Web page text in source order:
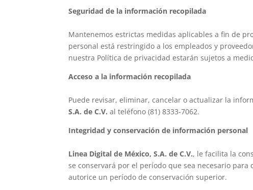
Seguridad de la información recopilada
Mantenemos estrictas medidas aplicables a fin de
personal está restringido a los empleados y
nuestra Política de privacidad estarán sujetos a
Acceso a la información recopilada
Puede revisar, eliminar, cancelar o actualizar la
S.A. de C.V. al teléfono (81) 8333-7062.
Integridad y conservación de información personal
Linea Digital de México, S.A. de C.V., le facilita la
se conservará por el período que sea necesario
autorice un período de conservación superior.